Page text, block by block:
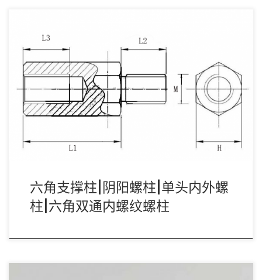
六角隔离支柱，又叫六角隔离柱、六角支柱，六角间隔柱、六角支
撑柱、六角立柱，阴阳螺柱，单头内外牙螺柱等 […]
六角支撑柱|阴阳螺柱|单头内外螺
柱|六角双通内螺纹螺柱